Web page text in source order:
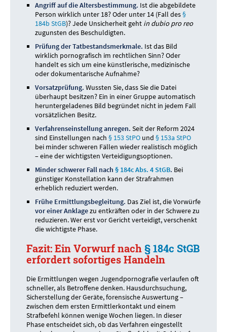
Angriff auf die Altersbestimmung. Ist die abgebildete
Person wirklich unter 18? Oder unter 14 (Fall des§
184b StGB)? Jede Unsicherheit geht in dubio pro reo
zugunsten des Beschuldigten.
Prüfung der Tatbestandsmerkmale. Ist das Bild
wirklich pornografisch im rechtlichen Sinn? Oder
handelt es sich um eine künstlerische, medizinische
oder dokumentarische Aufnahme?
Vorsatzprüfung. Wussten Sie, dass Sie die Datei
überhaupt besitzen? Ein in einer Gruppe automatisch
heruntergeladenes Bild begründet nicht in jedem Fall
vorsätzlichen Besitz.
Verfahrenseinstellung anregen. Seit der Reform 2024
sind Einstellungen nach § 153 StPO und § 153a StPO
bei minder schweren Fällen wieder realistisch möglich
– eine der wichtigsten Verteidigungsoptionen.
Minder schwerer Fall nach § 184c Abs. 4 StGB. Bei
günstiger Konstellation kann der Strafrahmen
erheblich reduziert werden.
Frühe Ermittlungsbegleitung. Das Ziel ist, die Vorwürfe
vor einer Anklagezu entkräften oder in der Schwere zu
reduzieren. Wer erst vor Gericht verteidigt, verschenkt
die wichtigste Phase.
Fazit: Ein Vorwurf nach§ 184c StGB
erfordert sofortiges Handeln
Die Ermittlungen wegen Jugendpornografie verlaufen oft
schneller, als Betroffene denken. Hausdurchsuchung,
Sicherstellung der Geräte, forensische Auswertung –
zwischen dem ersten Ermittlerkontakt und einem
Strafbefehl können wenige Wochen liegen. In dieser
Phase entscheidet sich, ob das Verfahren eingestellt